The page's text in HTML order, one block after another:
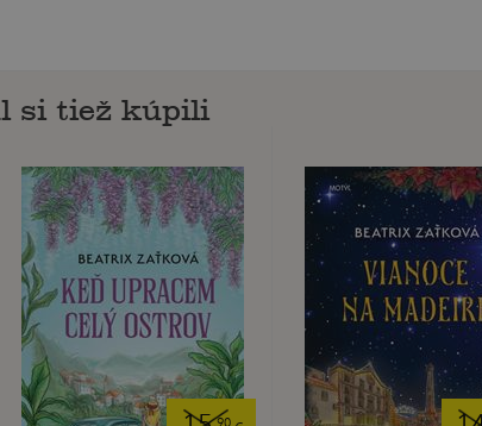
si tiež kúpili